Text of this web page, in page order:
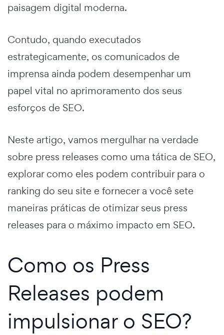
paisagem digital moderna.
Contudo, quando executados
estrategicamente, os comunicados de
imprensa ainda podem desempenhar um
papel vital no aprimoramento dos seus
esforços de SEO.
Neste artigo, vamos mergulhar na verdade
sobre press releases como uma tática de SEO,
explorar como eles podem contribuir para o
ranking do seu site e fornecer a você sete
maneiras práticas de otimizar seus press
releases para o máximo impacto em SEO.
Como os Press
Releases podem
impulsionar o SEO?